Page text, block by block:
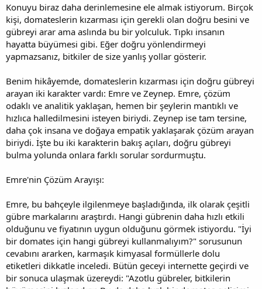
Konuyu biraz daha derinlemesine ele almak istiyorum. Birçok
kişi, domateslerin kızarması için gerekli olan doğru besini ve
gübreyi arar ama aslında bu bir yolculuk. Tıpkı insanın
hayatta büyümesi gibi. Eğer doğru yönlendirmeyi
yapmazsanız, bitkiler de size yanlış yollar gösterir.
Benim hikâyemde, domateslerin kızarması için doğru gübreyi
arayan iki karakter vardı: Emre ve Zeynep. Emre, çözüm
odaklı ve analitik yaklaşan, hemen bir şeylerin mantıklı ve
hızlıca halledilmesini isteyen biriydi. Zeynep ise tam tersine,
daha çok insana ve doğaya empatik yaklaşarak çözüm arayan
biriydi. İşte bu iki karakterin bakış açıları, doğru gübreyi
bulma yolunda onlara farklı sorular sordurmuştu.
Emre'nin Çözüm Arayışı:
Emre, bu bahçeyle ilgilenmeye başladığında, ilk olarak çeşitli
gübre markalarını araştırdı. Hangi gübrenin daha hızlı etkili
olduğunu ve fiyatının uygun olduğunu görmek istiyordu. "İyi
bir domates için hangi gübreyi kullanmalıyım?" sorusunun
cevabını ararken, karmaşık kimyasal formüllerle dolu
etiketleri dikkatle inceledi. Bütün geceyi internette geçirdi ve
bir sonuca ulaşmak üzereydi: "Azotlu gübreler, bitkilerin